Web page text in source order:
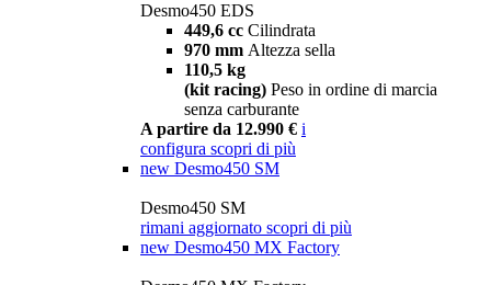
Desmo450 EDS
449,6 cc Cilindrata
970 mm Altezza sella
110,5 kg
(kit racing) Peso in ordine di marcia
senza carburante
A partire da 12.990 € i
configura scopri di più
new Desmo450 SM
Desmo450 SM
rimani aggiornato scopri di più
new Desmo450 MX Factory